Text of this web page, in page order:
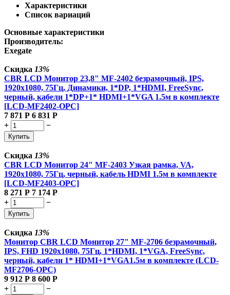
Характеристики
Список вариаций
Основные характеристики
Производитель:
Exegate
Скидка 13%
CBR LCD Монитор 23,8" MF-2402 безрамочный, IPS,
1920x1080, 75Гц, Динамики, 1*DP, 1*HDMI, FreeSync,
черный, кабели 1*DP+1* HDMI+1*VGA 1.5м в комплекте
[LCD-MF2402-OPC]
7 871 Р 6 831 Р
+
−
Купить
Скидка 13%
CBR LCD Монитор 24" MF-2403 Узкая рамка, VA,
1920x1080, 75Гц, черный, кабель HDMI 1.5м в комплекте
[LCD-MF2403-OPC]
8 271 Р 7 174 Р
+
−
Купить
Скидка 13%
Монитор CBR LCD Монитор 27" MF-2706 безрамочный,
IPS, FHD 1920x1080, 75Гц, 1*HDMI, 1*VGA, FreeSync,
черный, кабели 1* HDMI+1*VGA1.5м в комплекте (LCD-
MF2706-OPC)
9 912 Р 8 600 Р
+
−